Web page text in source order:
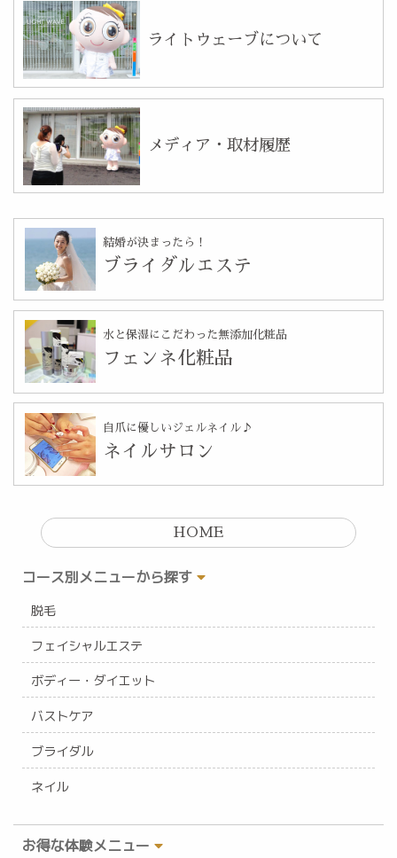
HOME
コース別メニューから探す
脱毛
フェイシャルエステ
ボディー・ダイエット
バストケア
ブライダル
ネイル
お得な体験メニュー
ライトウェーブについて
メディア・取材履歴
結婚が決まったら！
ブライダルエステ
水と保湿にこだわった無添加化粧品
フェンネ化粧品
自爪に優しいジェルネイル♪
ネイルサロン